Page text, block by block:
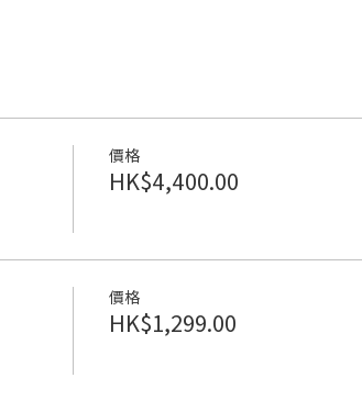
價格
HK$4,400.00
價格
HK$1,299.00